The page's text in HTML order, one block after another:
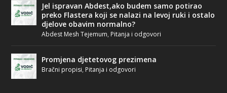
Jel ispravan Abdest,ako budem samo potirao
preko Flastera koji se nalazi na levoj ruki i ostalo
djelove obavim normalno?
Abdest Mesh Tejemum, Pitanja i odgovori
Promjena djetetovog prezimena
Bračni propisi, Pitanja i odgovori